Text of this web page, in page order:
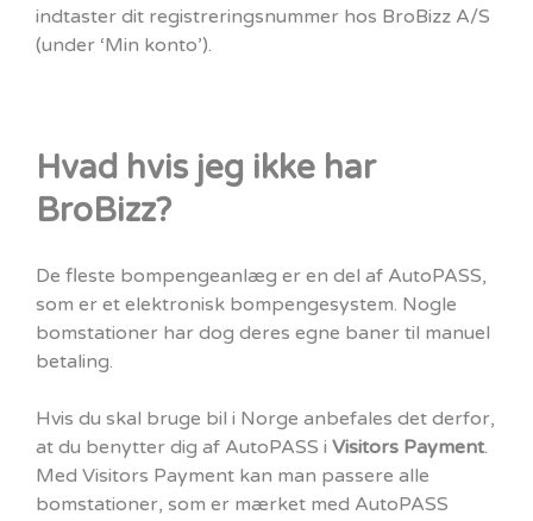
indtaster dit registreringsnummer hos BroBizz A/S
(under ‘Min konto’).
Hvad hvis jeg ikke har
BroBizz?
De fleste bompengeanlæg er en del af AutoPASS,
som er et elektronisk bompengesystem. Nogle
bomstationer har dog deres egne baner til manuel
betaling.
Hvis du skal bruge bil i Norge anbefales det derfor,
at du benytter dig af AutoPASS i Visitors Payment.
Med Visitors Payment kan man passere alle
bomstationer, som er mærket med AutoPASS